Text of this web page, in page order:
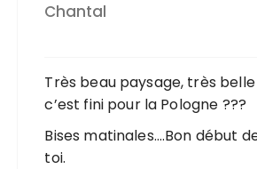
Chantal
Très beau paysage, très
c’est fini pour la Pologne ???
Bises matinales….Bon début
toi.